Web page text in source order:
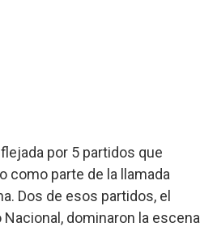
por 5 partidos que
como parte de la llamada
Dos de esos partidos, el
Nacional, dominaron la escena